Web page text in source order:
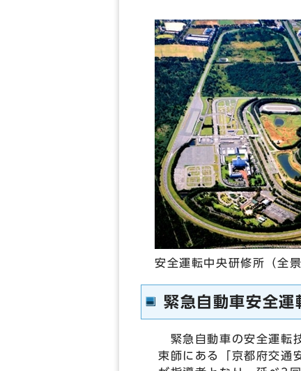
安全運転中央研修所（全景
緊急自動車安全運
緊急自動車の安全運転
束師にある「京都府交通